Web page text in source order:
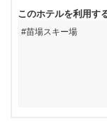
このホテルを利用す
苗場スキー場